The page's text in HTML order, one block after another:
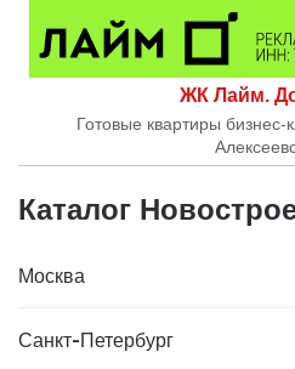
ЖК Лайм.
Готовые квартиры бизнес-
Каталог
Москва
Санкт-Петербург